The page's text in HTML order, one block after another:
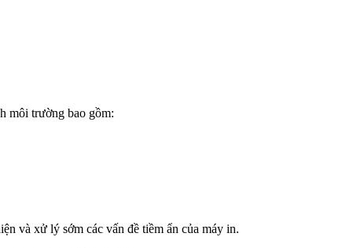
môi trường bao gồm:
và xử lý sớm các vấn đề tiềm ẩn của máy in.